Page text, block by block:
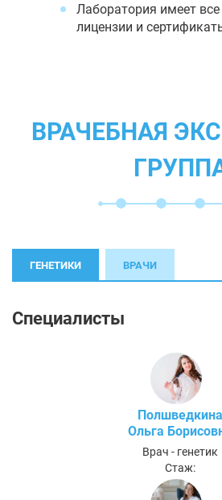
Лаборатория имеет
лицензии и
ВРАЧЕБНАЯ
ГЕНЕТИКИ ВРАЧИ
Специалисты
Полшведкина
Ольга
Врач - генетик
Стаж: